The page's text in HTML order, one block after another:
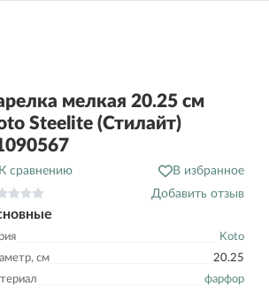
мелкая 20.25 см
Steelite (Стилайт)
К сравнению
В избранное
Добавить отзыв
Koto
см
20.25
фарфор